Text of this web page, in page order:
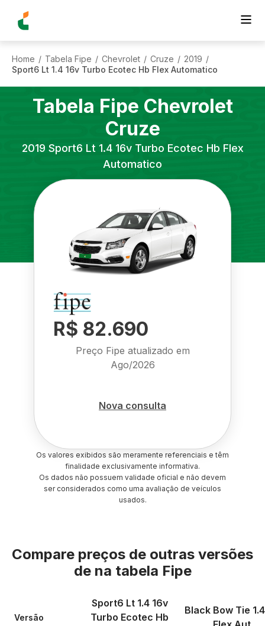
Home / Tabela Fipe / Chevrolet / Cruze / 2019 /
Sport6 Lt 1.4 16v Turbo Ecotec Hb Flex Automatico
Tabela Fipe Chevrolet
Cruze
2019 Sport6 Lt 1.4 16v Turbo Ecotec Hb Flex
Automatico
R$ 82.690
Preço Fipe atualizado em
Ago/2026
Nova consulta
Os valores exibidos são meramente referenciais e têm
finalidade exclusivamente informativa.
Os dados não possuem validade oficial e não devem
ser considerados como uma avaliação de veículos
usados.
Compare preços de outras versões
de na tabela Fipe
Versão
Sport6 Lt 1.4 16v
Turbo Ecotec Hb
Black Bow Tie